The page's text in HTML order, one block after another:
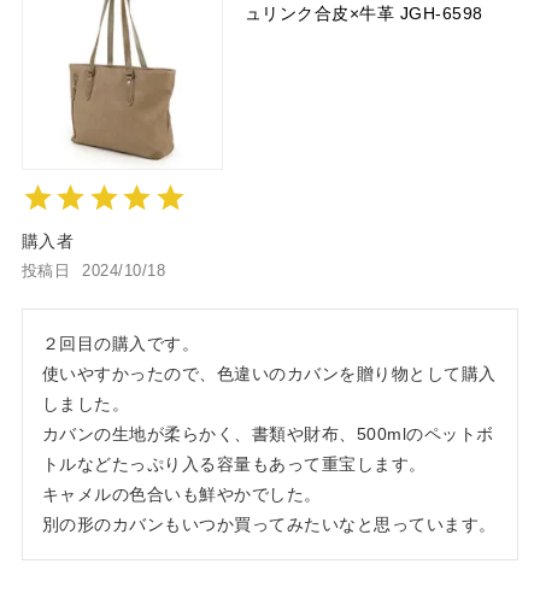
ュリンク合皮×牛革 JGH-6598
購入者
投稿日 2024/10/18
２回目の購入です。
使いやすかったので、色違いのカバンを贈り物として購入
しました。
カバンの生地が柔らかく、書類や財布、500mlのペットボ
トルなどたっぷり入る容量もあって重宝します。
キャメルの色合いも鮮やかでした。
別の形のカバンもいつか買ってみたいなと思っています。